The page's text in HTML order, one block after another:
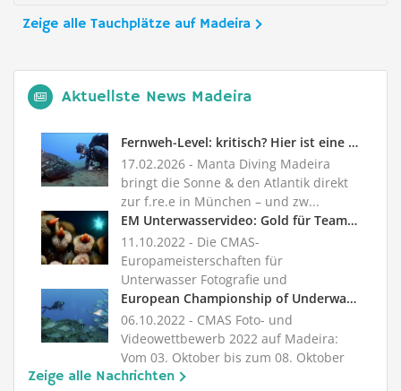
Zeige alle Tauchplätze auf Madeira
Aktuellste News Madeira
Fernweh-Level: kritisch? Hier ist eine Lösung!
17.02.2026 - Manta Diving Madeira
bringt die Sonne & den Atlantik direkt
zur f.re.e in München – und zw...
EM Unterwasservideo: Gold für Team Deutschland
11.10.2022 - Die CMAS-
Europameisterschaften für
Unterwasser Fotografie und
Unterwasser Video fanden vom...
European Championship of Underwater Photography & Video 2022
06.10.2022 - CMAS Foto- und
Videowettbewerb 2022 auf Madeira:
Vom 03. Oktober bis zum 08. Oktober
2022 ...
Zeige alle Nachrichten